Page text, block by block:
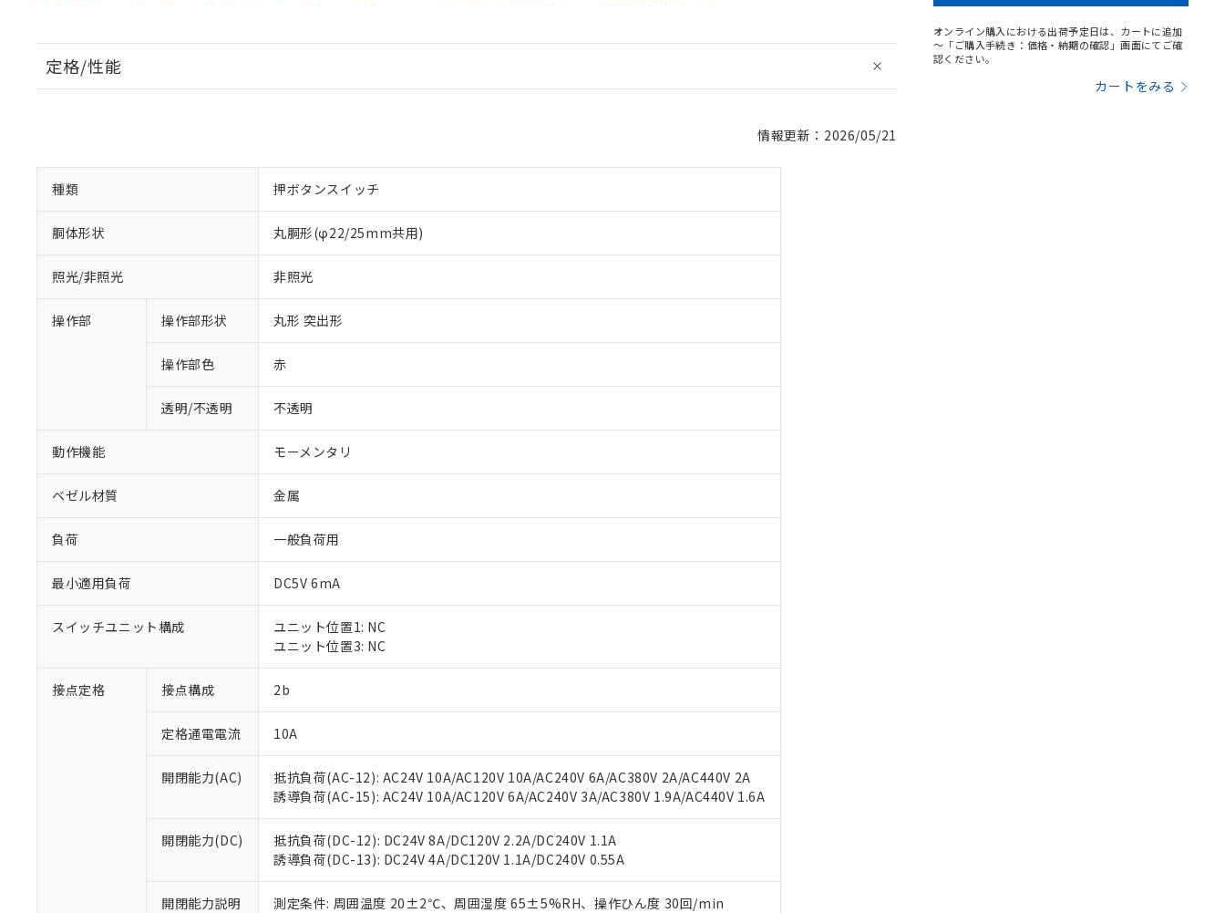
定格/性能
情報更新：2026/05/21
種類 押ボタンスイッチ
胴体形状 丸胴形(φ22/25mm共用)
照光/非照光 非照光
操作部 操作部形状 丸形 突出形
操作部色 赤
透明/不透明 不透明
動作機能 モーメンタリ
ベゼル材質 金属
負荷 一般負荷用
最小適用負荷 DC5V 6mA
スイッチユニット構成
ユニット位置1: NC
ユニット位置3: NC
接点定格 接点構成 2b
定格通電電流 10A
開閉能力(AC)
抵抗負荷(AC-12): AC24V 10A/AC120V 10A/AC240V 6A/AC380V 2A/AC440V 2A
誘導負荷(AC-15): AC24V 10A/AC120V 6A/AC240V 3A/AC380V 1.9A/AC440V 1.6A
開閉能力(DC)
抵抗負荷(DC-12): DC24V 8A/DC120V 2.2A/DC240V 1.1A
誘導負荷(DC-13): DC24V 4A/DC120V 1.1A/DC240V 0.55A
開閉能力説明 測定条件: 周囲温度 20±2℃、周囲湿度 65±5%RH、操作ひん度 30回/min
オンライン購入における出荷予定日は、カートに追加
～「ご購入手続き：価格・納期の確認」画面にてご確
認ください。
カートをみる
本サービスは、当社制御機器事業取扱商品の当社在庫状況および標準価格(税抜)を提供させていただ
くものです。
当社制御機器事業取扱商品の中には、本サービスの対象外となる商品もあることをご了承ください。
在庫状況および標準価格照会結果は、記載している更新日時点での社内データに基づき作成されるも
のであり、閲覧された時点での実際の在庫および標準価格とは異なる場合があることをご了承くださ
い。
正式な納期状況および標準価格はお客様のお取引先、またはお客様担当のオムロン制御機器販売店・
※1 対応状況
対応済み：EU RoHS指令（10物質）の非含有に対応した製品が提供可能な商品です。
対応予定：EU RoHS指令（10物質）の非含有に対応した製品に切り替える予定のある商品です。
対応予定なし：EU RoHS指令（10物質）の非含有に非対応の商品で、対応品を出す予定はありません。
仕入先様の事情により、非含有部品としていたものが、含有品と判明した場合などやむを得ず変更すること
があります。
*EU RoHS指令（10物質）：
鉛(Pb) 1000ppm以下、 水銀(Hg) 1000ppm以下、 カドミウム(Cd) 100ppm以下、
六価クロム(Cr(Ⅵ)) 1000ppm以下、ポリ臭化ビフェニル類(PBB) 1000ppm以下、ポリ臭化ジフェニルエーテル類(PBDE) 1000ppm以下、
フタル酸ビス(2-エチルヘキシル) (DEHP)(別名：DOP) 1000ppm以下、フタル酸ブチルベンジル（BBP） 1000ppm以下、フタル酸ジブチ
ル（DBP） 1000ppm以下、フタル酸ジイソブチル (DIBP) 1000ppm以下
但し、RoHS指令で産業用監視および制御機器に対する適用除外項目は除く。
フタル酸エステル類の４物質については閾値を超える意図的な使用がないことを確認しています。
※1 中国RoHS○×表
「○」：最大均質材料含有率が中国RoHSの基準値以下であることを示します。
「×」：最大均質材料含有率が中国RoHSの基準値を超えていることを示します。
「－」：未確認です。当社販売部門へお問い合わせください。
*中国RoHS10物質の基準値 (GB/T26572)：
Pb(鉛) :1000ppm、 Hg(水銀) : 1000ppm、 Cd(カドミウム) : 100ppm、
Cr(Ⅵ)(六価クロム) : 1000ppm、 PBBs(ポリ臭化ビフェニル類) : 1000ppm、 PBDEs(ポリ臭化ジフェニルエーテル類) : 1000ppm、
当社は、これら貴社製品のうち、外国為替および外国貿易法に定める商品（以下｢規制貨物等」とい
う）を輸出または国外への提供する場合は、日本国政府の輸出許可(または役務取引許可)を取得する
などの必要な手続きをとります。
当社は規制貨物を破棄する場合は、完全に破砕するなど、違法に輸出されないよう必要な手段を講じ
ます。
当社は貴社製品を、核兵器、ミサイル、化学兵器、生物兵器またはその他武器並びにこれらの製造装
置等に一切使用いたしません。
説明
一定数以上の在庫あり